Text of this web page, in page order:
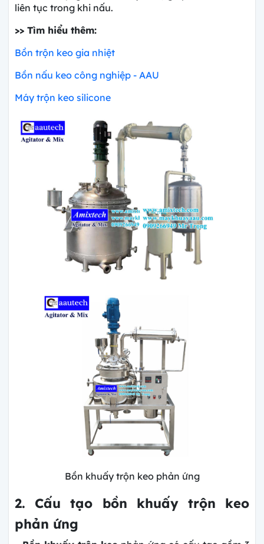
liên tục trong khi nấu.
>> Tìm hiểu thêm:
Bồn trộn keo gia nhiệt
Bồn nấu keo công nghiệp - AAU
Máy trộn keo silicone
Bồn khuấy trộn keo phản ứng
2. Cấu tạo bồn khuấy trộn keo
phản ứng